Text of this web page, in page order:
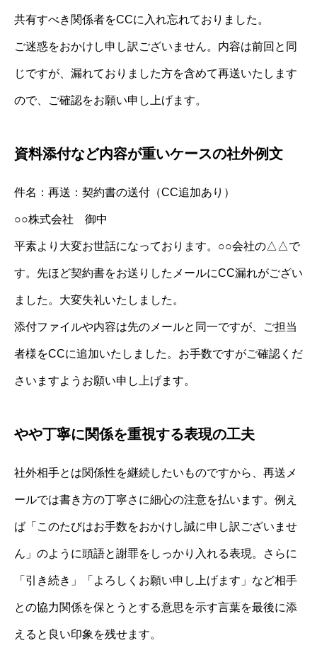
共有すべき関係者をCCに入れ忘れておりました。
ご迷惑をおかけし申し訳ございません。内容は前回と同
じですが、漏れておりました方を含めて再送いたします
ので、ご確認をお願い申し上げます。
資料添付など内容が重いケースの社外例文
件名：再送：契約書の送付（CC追加あり）
○○株式会社 御中
平素より大変お世話になっております。○○会社の△△で
す。先ほど契約書をお送りしたメールにCC漏れがござい
ました。大変失礼いたしました。
添付ファイルや内容は先のメールと同一ですが、ご担当
者様をCCに追加いたしました。お手数ですがご確認くだ
さいますようお願い申し上げます。
やや丁寧に関係を重視する表現の工夫
社外相手とは関係性を継続したいものですから、再送メ
ールでは書き方の丁寧さに細心の注意を払います。例え
ば「このたびはお手数をおかけし誠に申し訳ございませ
ん」のように頭語と謝罪をしっかり入れる表現。さらに
「引き続き」「よろしくお願い申し上げます」など相手
との協力関係を保とうとする意思を示す言葉を最後に添
えると良い印象を残せます。